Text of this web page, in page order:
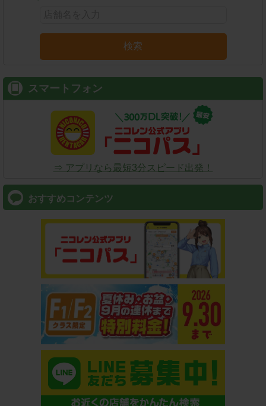
検索
スマートフォン
⇒ アプリなら最短3分スピード出発！
おすすめコンテンツ